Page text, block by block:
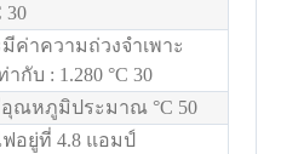
30
ค่าความถ่วงจำเพาะ
กับ : 1.280 °C 30
อุณหภูมิประมาณ °C 50
อยู่ที่ 4.8 แอมป์